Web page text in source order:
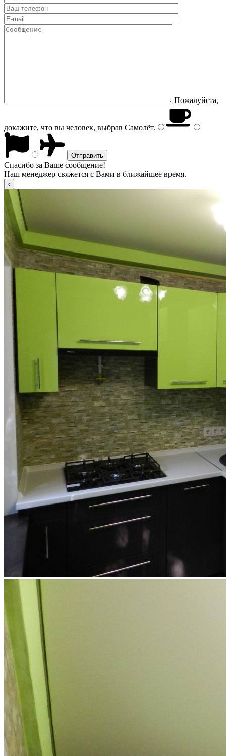
Пожалуйста,
докажите, что вы человек, выбрав Самолёт.
Спасибо за Ваше сообщение!
Наш менеджер свяжется с Вами в ближайшее время.